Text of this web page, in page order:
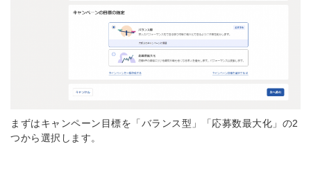
まずはキャンペーン目標を「バランス型」「応募数最大化」の2
つから選択します。